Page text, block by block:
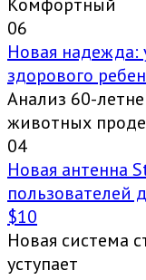
06
Новая надежда:
здорового
Анализ 60-
животных
04
Новая антенна
пользователей
$10
Новая система
уступает